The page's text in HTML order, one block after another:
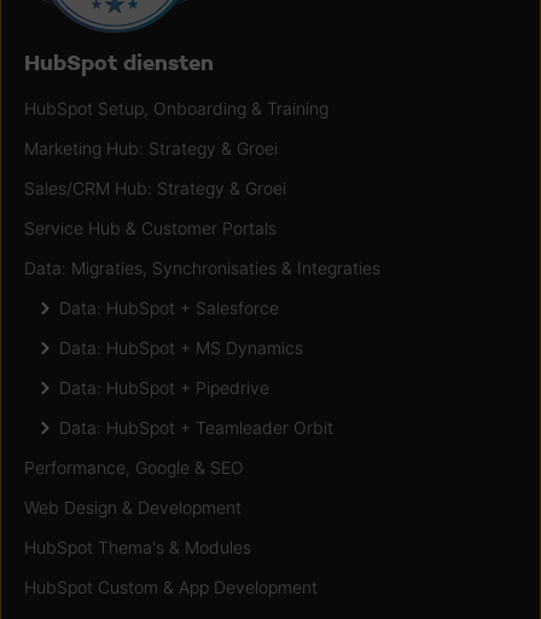
HubSpot diensten
HubSpot Setup, Onboarding & Training
Marketing Hub: Strategy & Groei
Sales/CRM Hub: Strategy & Groei
Service Hub & Customer Portals
Data: Migraties, Synchronisaties & Integraties
Data: HubSpot + Salesforce
Data: HubSpot + MS Dynamics
Data: HubSpot + Pipedrive
Data: HubSpot + Teamleader Orbit
Performance, Google & SEO
Web Design & Development
HubSpot Thema's & Modules
HubSpot Custom & App Development